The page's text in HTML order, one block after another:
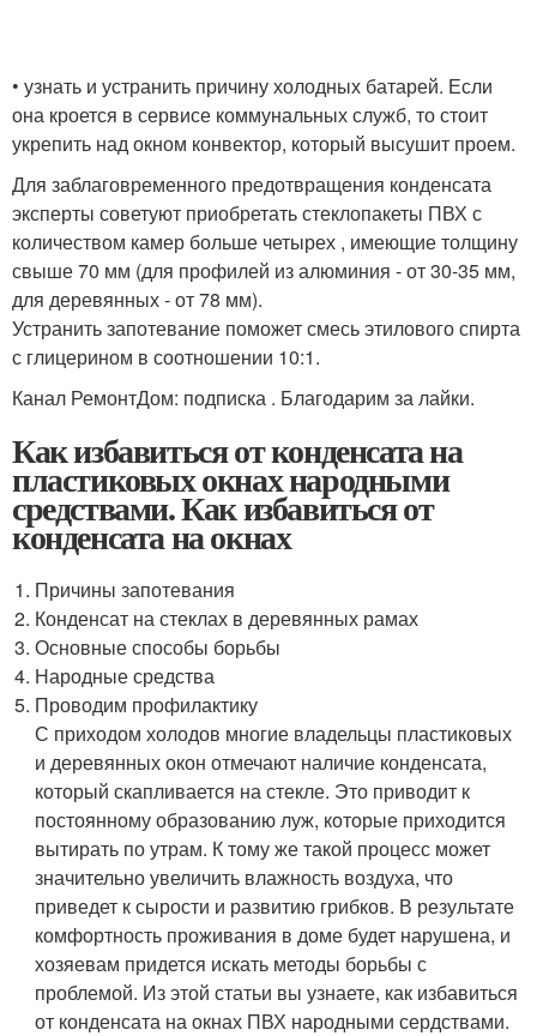
• узнать и устранить причину холодных батарей. Если
она кроется в сервисе коммунальных служб, то стоит
укрепить над окном конвектор, который высушит проем.
Для заблаговременного предотвращения конденсата
эксперты советуют приобретать стеклопакеты ПВХ с
количеством камер больше четырех , имеющие толщину
свыше 70 мм (для профилей из алюминия - от 30-35 мм,
для деревянных - от 78 мм).
Устранить запотевание поможет смесь этилового спирта
с глицерином в соотношении 10:1.
Канал РемонтДом: подписка . Благодарим за лайки.
Как избавиться от конденсата на
пластиковых окнах народными
средствами. Как избавиться от
конденсата на окнах
Причины запотевания
Конденсат на стеклах в деревянных рамах
Основные способы борьбы
Народные средства
Проводим профилактику
С приходом холодов многие владельцы пластиковых
и деревянных окон отмечают наличие конденсата,
который скапливается на стекле. Это приводит к
постоянному образованию луж, которые приходится
вытирать по утрам. К тому же такой процесс может
значительно увеличить влажность воздуха, что
приведет к сырости и развитию грибков. В результате
комфортность проживания в доме будет нарушена, и
хозяевам придется искать методы борьбы с
проблемой. Из этой статьи вы узнаете, как избавиться
от конденсата на окнах ПВХ народными сердствами.